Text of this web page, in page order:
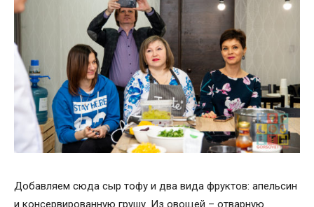
Добавляем сюда сыр тофу и два вида фруктов: апельсин
и консервированную грушу. Из овощей – отварную